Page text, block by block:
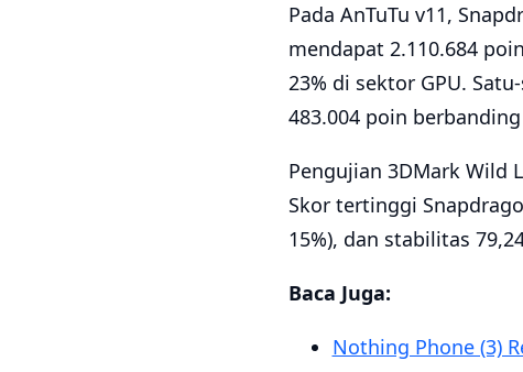
Pada AnTuTu v11,
mendapat 2.110.684
23% di sektor GPU.
483.004 poin
Pengujian 3DMark Wild
Skor tertinggi
15%), dan stabilitas
Baca Juga:
Nothing Phone (3)